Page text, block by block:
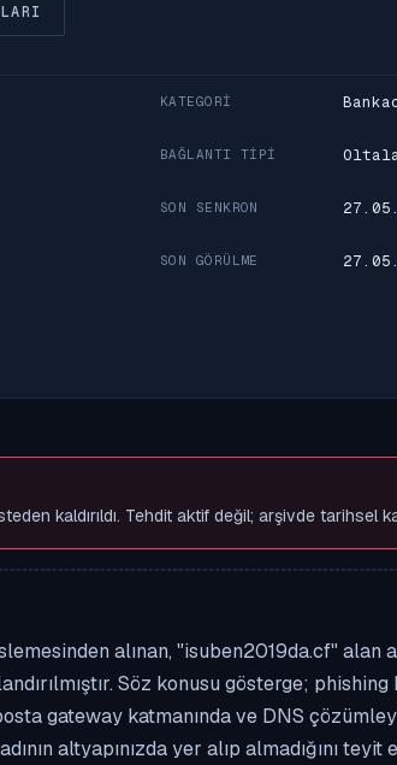
KATEGORI
BAĞLANTI TIPI
SON SENKRON
SON GÖRÜLME
kaldırıldı. Tehdit aktif değil; arşivde tarihsel
alınan, "isuben2019da.cf"
Söz konusu gösterge;
gateway katmanında ve DNS
altyapınızda yer alıp almadığını